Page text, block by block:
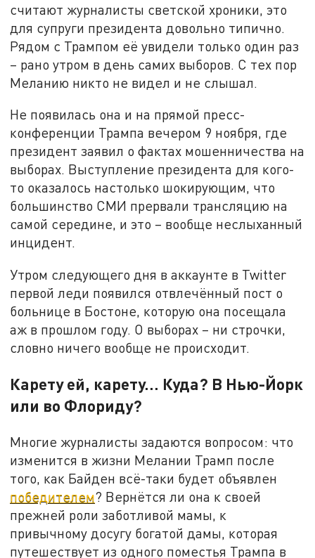
считают журналисты светской хроники, это
для супруги президента довольно типично.
Рядом с Трампом её увидели только один раз
– рано утром в день самих выборов. С тех пор
Меланию никто не видел и не слышал.
Не появилась она и на прямой пресс-
конференции Трампа вечером 9 ноября, где
президент заявил о фактах мошенничества на
выборах. Выступление президента для кого-
то оказалось настолько шокирующим, что
большинство СМИ прервали трансляцию на
самой середине, и это – вообще неслыханный
инцидент.
Утром следующего дня в аккаунте в Twitter
первой леди появился отвлечённый пост о
больнице в Бостоне, которую она посещала
аж в прошлом году. О выборах – ни строчки,
словно ничего вообще не происходит.
Карету ей, карету... Куда? В Нью-Йорк
или во Флориду?
Многие журналисты задаются вопросом: что
изменится в жизни Мелании Трамп после
того, как Байден всё-таки будет объявлен
победителем? Вернётся ли она к своей
прежней роли заботливой мамы, к
привычному досугу богатой дамы, которая
путешествует из одного поместья Трампа в